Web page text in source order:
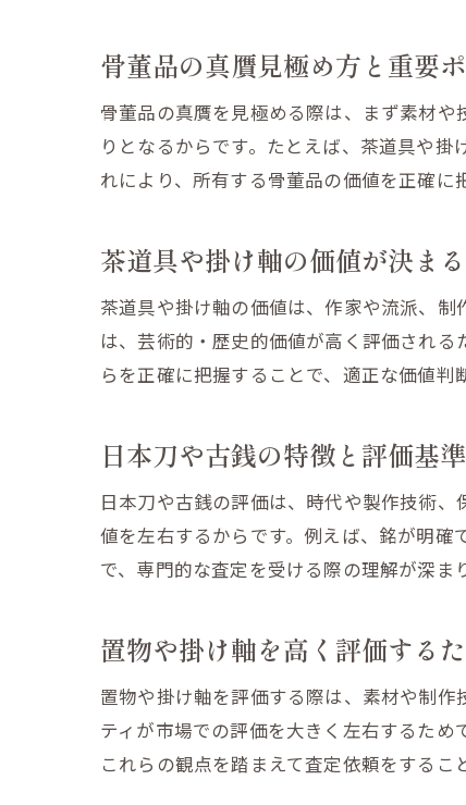
骨董品の真贋見極め方と重要
骨董品の真贋を見極める際は、まず素材
りとなるからです。たとえば、茶道具や
れにより、所有する骨董品の価値を正確に
茶道具や掛け軸の価値が決ま
茶道具や掛け軸の価値は、作家や流派、
は、芸術的・歴史的価値が高く評価され
らを正確に把握することで、適正な価値判
日本刀や古銭の特徴と評価基
日本刀や古銭の評価は、時代や製作技術
値を左右するからです。例えば、銘が明
で、専門的な査定を受ける際の理解が深ま
置物や掛け軸を高く評価する
置物や掛け軸を評価する際は、素材や制
ティが市場での評価を大きく左右するため
これらの観点を踏まえて査定依頼をするこ